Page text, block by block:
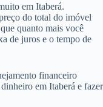
em Itaberá.
do total do imóvel
quanto mais você
de juros e o tempo de
financeiro
em Itaberá e fazer